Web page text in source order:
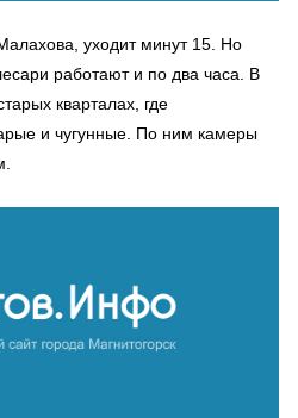
уходит минут 15. Но
работают и по два часа. В
кварталах, где
и чугунные. По ним камеры